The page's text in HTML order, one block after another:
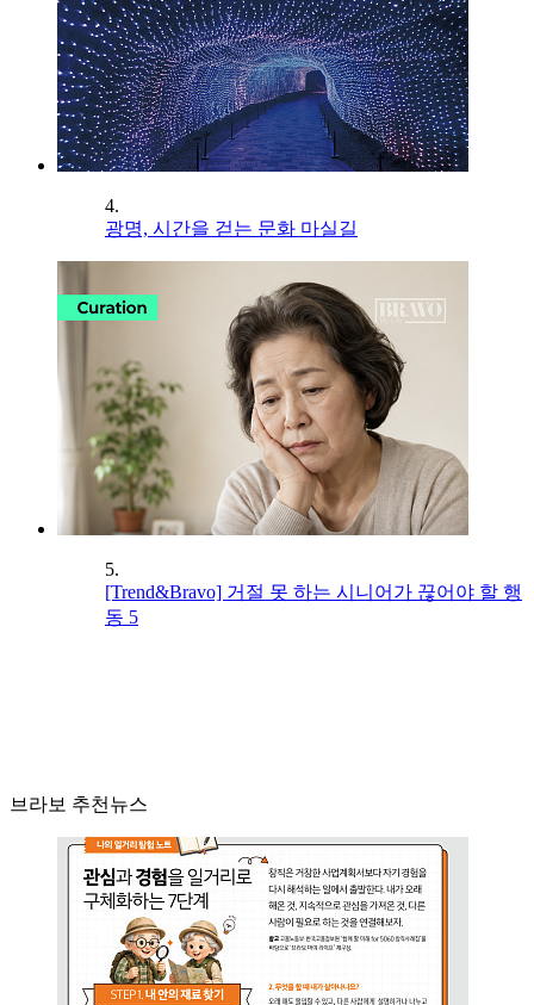
4.
광명, 시간을 걷는 문화 마실길
5.
[Trend&Bravo] 거절 못 하는 시니어가 끊어야 할 행
동 5
브라보 추천뉴스